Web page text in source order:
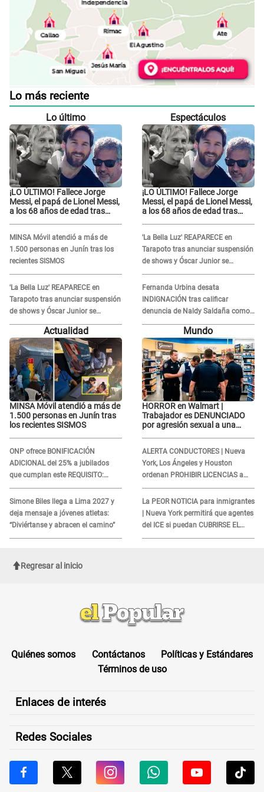
Lo más reciente
Lo último
¡LO ÚLTIMO! Fallece Jorge
Messi, el papá de Lionel Messi,
a los 68 años de edad tras
MINSA Móvil atendió a más de
1.500 personas en Junín tras los
recientes SISMOS
'La Bella Luz' REAPARECE en
Tarapoto tras anunciar suspensión
de shows y Óscar Junior se
JUSTIFICA: "Por un error no vamos
a pagar todos"
Espectáculos
¡LO ÚLTIMO! Fallece Jorge
Messi, el papá de Lionel Messi,
a los 68 años de edad tras
'La Bella Luz' REAPARECE en
Tarapoto tras anunciar suspensión
de shows y Óscar Junior se
JUSTIFICA: "Por un error no vamos
a pagar todos"
Fernanda Urbina desata
INDIGNACIÓN tras calificar
denuncia de Naldy Saldaña como
'acto bochornoso': "No es justo
atacar a otra mujer"
Actualidad
MINSA Móvil atendió a más de
1.500 personas en Junín tras
los recientes SISMOS
ONP ofrece BONIFICACIÓN
ADICIONAL del 25% a jubilados
que cumplan este REQUISITO:
revisa si accedes aquí
Simone Biles llega a Lima 2027 y
deja mensaje a jóvenes atletas:
“Diviértanse y abracen el camino”
Mundo
HORROR en Walmart |
Trabajador es DENUNCIADO
por agresión sexual a una
ALERTA CONDUCTORES | Nueva
York, Los Ángeles y Houston
ordenan PROHIBIR LICENCIAS a
quienes no presenten ESTE
DOCUMENTO
La PEOR NOTICIA para inmigrantes
| Nueva York permitirá que agentes
del ICE si puedan CUBRIRSE EL
ROSTRO
Regresar al inicio
Quiénes somos Contáctanos
Políticas y Estándares
Términos de uso
Enlaces de interés
Redes Sociales